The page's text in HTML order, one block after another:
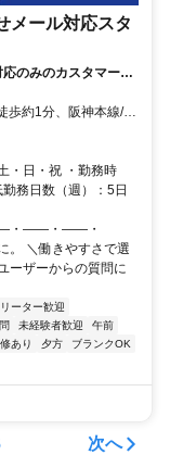
メール対応スタ
のみのカスタマーサ
払い×安定勤務】無
歩約1分、阪神本線/山
徒歩約5分、ＪＲ大阪
・日・祝 ・勤務時
務日数（週）：5日
・――・――・
＼働きやすさで選
ーザーからの質問に
ーター歓迎
未経験者歓迎
午前
あり 夕方
ブランクOK
次へ